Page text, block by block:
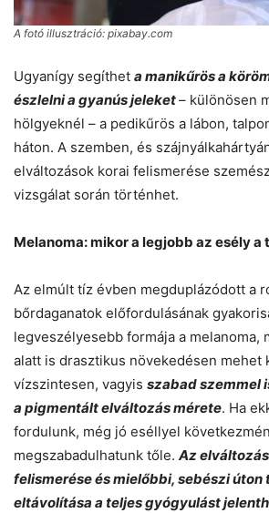
A fotó illusztráció: pixabay.com
Ugyanígy segíthet a manikűrös a
észlelni a gyanús jeleket– különösen
hölgyeknél – a pedikűrös a lábon,
háton. A szemben, és
elváltozások korai felismerése
vizsgálat során történhet.
Melanoma: mikor a legjobb az esély a
Az elmúlt tíz évben megduplázódott a
bőrdaganatok előfordulásának
legveszélyesebb formája a melanoma,
alatt is drasztikus növekedésen mehet
vízszintesen, vagyis szabad szemmel
a pigmentált elváltozás mérete. Ha
fordulunk, még jó eséllyel
megszabadulhatunk tőle. Az
felismerése és mielőbbi, sebészi úton
eltávolítása a teljes gyógyulást